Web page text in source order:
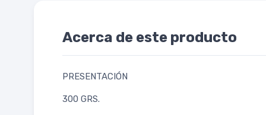
Acerca de este producto
PRESENTACIÓN
300 GRS.